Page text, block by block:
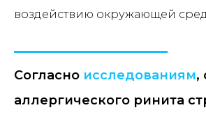
воздействию окружающей
Согласно исследованиям,
аллергического ринита